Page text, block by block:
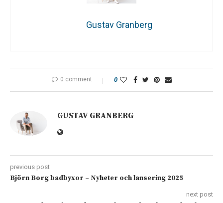
Gustav Granberg
0 comment 0
GUSTAV GRANBERG
previous post
Björn Borg badbyxor – Nyheter och lansering 2025
next post